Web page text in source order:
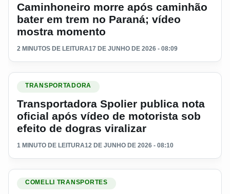
Caminhoneiro morre após caminhão
bater em trem no Paraná; vídeo
mostra momento
2 MINUTOS DE LEITURA17 DE JUNHO DE 2026 - 08:09
Ler materia: Transportadora Spolier publica nota oficial
TRANSPORTADORA
Transportadora Spolier publica nota
oficial após vídeo de motorista sob
efeito de dogras viralizar
1 MINUTO DE LEITURA12 DE JUNHO DE 2026 - 08:10
Ler materia: Comelli Transportes está com vagas abertas
COMELLI TRANSPORTES